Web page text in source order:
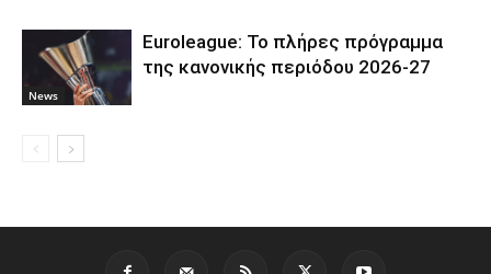
News
Euroleague: Το πλήρες πρόγραμμα
της κανονικής περιόδου 2026-27